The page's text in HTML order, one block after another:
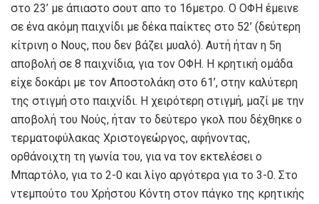
στο 23’ με άπιαστο σουτ απο το 16μετρο. Ο ΟΦΗ έμεινε
σε ένα ακόμη παιχνίδι με δέκα παίκτες στο 52’ (δεύτερη
κίτρινη ο Νους, που δεν βάζει μυαλό). Αυτή ήταν η 5η
αποβολή σε 8 παιχνίδια, για τον ΟΦΗ. Η κρητική ομάδα
είχε δοκάρι με τον Αποστολάκη στο 61’, στην καλύτερη
της στιγμή στο παιχνίδι. Η χειρότερη στιγμή, μαζί με την
αποβολή του Νούς, ήταν το δεύτερο γκολ που δέχθηκε ο
τερματοφύλακας Χριστογεώργος, αφήνοντας,
ορθάνοιχτη τη γωνία του, για να τον εκτελέσει ο
Μπαρτόλο, για το 2-0 και λίγο αργότερα για το 3-0. Στο
ντεμπούτο του Χρήστου Κόντη στον πάγκο της κρητικής